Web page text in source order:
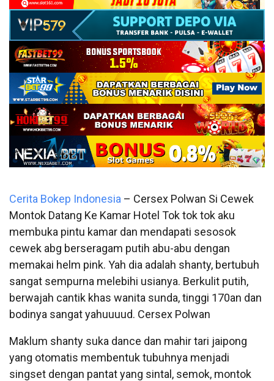
Cerita Bokep Indonesia – Cersex Polwan Si Cewek
Montok Datang Ke Kamar Hotel Tok tok tok aku
membuka pintu kamar dan mendapati sesosok
cewek abg berseragam putih abu-abu dengan
memakai helm pink. Yah dia adalah shanty, bertubuh
sangat sempurna melebihi usianya. Berkulit putih,
berwajah cantik khas wanita sunda, tinggi 170an dan
bodinya sangat yahuuuud. Cersex Polwan
Maklum shanty suka dance dan mahir tari jaipong
yang otomatis membentuk tubuhnya menjadi
singset dengan pantat yang sintal, semok, montok